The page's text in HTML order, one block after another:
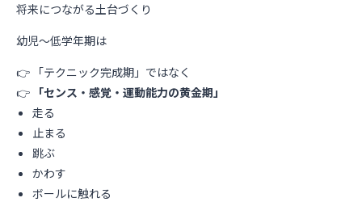
将来につながる土台づくり
幼児〜低学年期は
👉 「テクニック完成期」ではなく
👉 「センス・感覚・運動能力の黄金期」
走る
止まる
跳ぶ
かわす
ボールに触れる